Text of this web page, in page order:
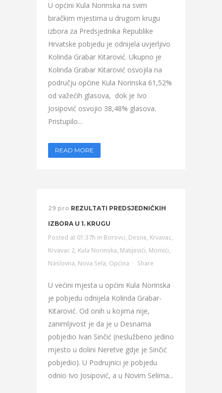
U općini Kula Norinska na svim
biračkim mjestima u drugom krugu
izbora za Predsjednika Republike
Hrvatske pobjedu je odnijela uvjerljivo
Kolinda Grabar Kitarović. Ukupno je
Kolinda Grabar Kitarović osvojila na
području općine Kula Norinska 61,52%
od važećih glasova, dok je Ivo
Josipović osvojio 38,48% glasova.
Pristupilo...
READ MORE
29 pro REZULTATI PREDSJEDNIČKIH
IZBORA U 1. KRUGU
Posted at 01:37h in Borovci, Desne, Krvavac,
Krvavac 2, Kula Norinska, Matijevići, Momići,
Naslovna, Nova Sela, Općina Share
U većini mjesta u općini Kula Norinska
je pobjedu odnijela Kolinda Grabar-
Kitarović. Od onih u kojima nije,
zanimljivost je da je u Desnama
pobjedio Ivan Sinčić (neslužbeno jedino
mjesto u dolini Neretve gdje je Sinčić
pobjedio). U Podrujnici je pobjedu
odnio Ivo Josipović, a u Novim Selima...